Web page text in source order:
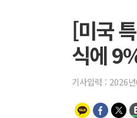
[미국
식에
기사입력 : 2026